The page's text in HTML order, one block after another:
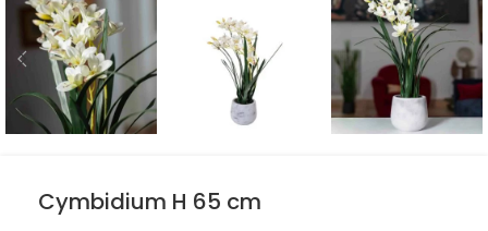
Cymbidium H 65 cm